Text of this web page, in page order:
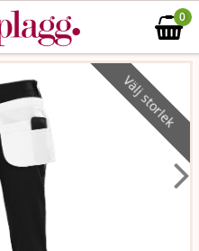
0
Välj storlek